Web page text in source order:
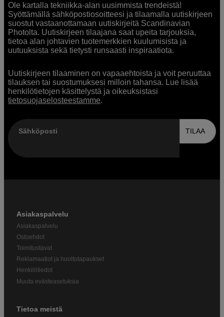
Ole kartalla tekniikka-alan uusimmista trendeistä!
Syöttämällä sähköpostiosoitteesi ja tilaamalla uutiskirjeen
suostut vastaanottamaan uutiskirjeitä Scandinavian
Photolta. Uutiskirjeen tilaajana saat upeita tarjouksia,
tietoa alan johtavien tuotemerkkien kuulumisista ja
uutuuksista sekä tietysti runsaasti inspiraatiota.
Uutiskirjeen tilaaminen on vapaaehtoista ja voit peruuttaa
tilauksen tai suostumuksesi milloin tahansa. Lue lisää
henkilötietojen käsittelystä ja oikeuksistasi
tietosuojaselosteestamme.
Sähköposti TILAA
Asiakaspalvelu
Asiakaspalvelu
Ostoehdot
Toimitustavat
Reklamaatiot ja huoltotapaukset
Henkilötiedot
Muuta evästeasetuksia
Tietoa meistä